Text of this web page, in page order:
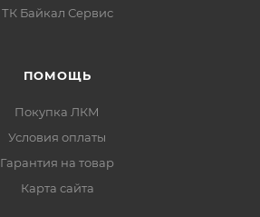
ТК Байкал Сервис
ПОМОЩЬ
Покупка ЛКМ
Условия оплаты
Гарантия на товар
Карта сайта